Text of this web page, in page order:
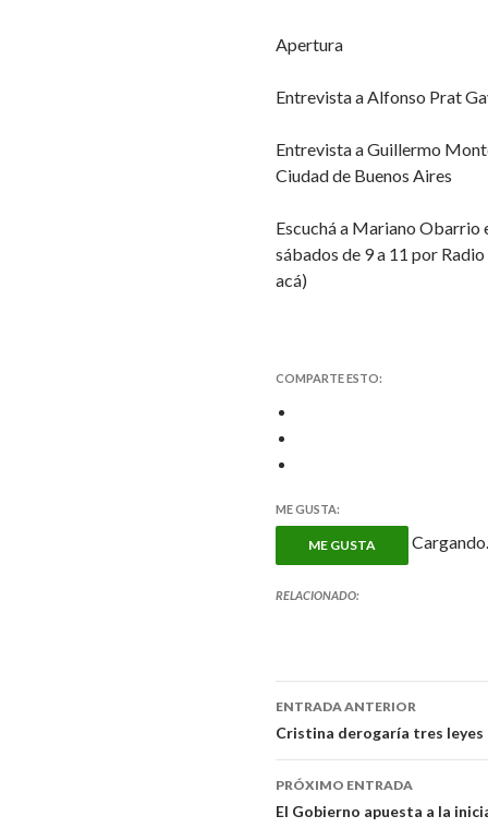
Apertura
Entrevista a Alfonso Prat
Entrevista a Guillermo
Ciudad de Buenos Aires
Escuchá a Mariano Obarrio
sábados de 9 a 11 por
acá)
COMPARTE ESTO:
ME GUSTA:
ME GUSTA
RELACIONADO
Navegador
de
artículos
ENTRADA ANTERIOR
Cristina derogaría tres
PRÓXIMO ENTRADA
El Gobierno apuesta a la